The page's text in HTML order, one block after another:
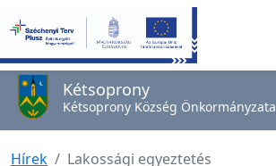
Kétsoprony
Kétsoprony Község Önkormányzata
Hírek Lakossági egyeztetés